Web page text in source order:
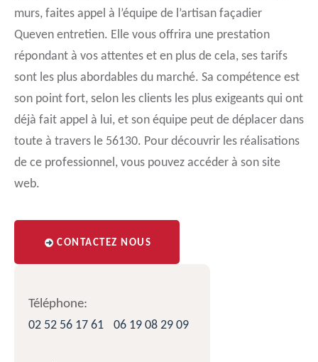
murs, faites appel à l’équipe de l’artisan façadier
Queven entretien. Elle vous offrira une prestation
répondant à vos attentes et en plus de cela, ses tarifs
sont les plus abordables du marché. Sa compétence est
son point fort, selon les clients les plus exigeants qui ont
déjà fait appel à lui, et son équipe peut de déplacer dans
toute à travers le 56130. Pour découvrir les réalisations
de ce professionnel, vous pouvez accéder à son site
web.
CONTACTEZ NOUS
Téléphone:
02 52 56 17 61
06 19 08 29 09